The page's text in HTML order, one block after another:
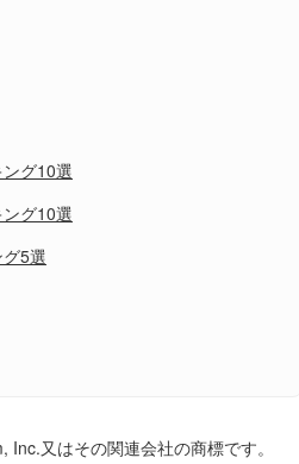
グ10選
グ10選
5選
又はその関連会社の商標です。